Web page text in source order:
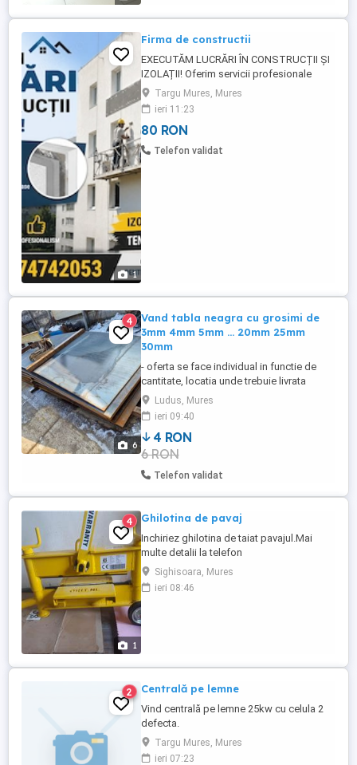
1
Firma de constructii
EXECUTĂM LUCRĂRI ÎN CONSTRUCȚII ȘI
IZOLAȚII! Oferim servicii profesionale
pentru: Construcții civile și industriale
Zidărie și tencuieli Glet, lavabil și finisaje
interioare exterioare Faianță și gresie
Izolații termice pentru blocuri și case
Aplicare tencuială decorativă Renovări
Targu Mures, Mures
ieri 11:23
80 RON
Telefon validat
6
4
Vand tabla neagra cu grosimi de
3mm 4mm 5mm ... 20mm 25mm
30mm
- oferta se face individual in functie de
cantitate, locatia unde trebuie livrata
marfa, cotatia fierului din saptamana
respectiva, etc; - tabla are diferite grosimi
de la 1 mm pana la 40 mm . Dimensiunea
este variabila in functie de grosime. -
produs nou - vindem atat persoanelor
juridice cat si fizice - ...
Ludus, Mures
ieri 09:40
4 RON
6 RON
Telefon validat
1
4 Ghilotina de pavaj
Inchiriez ghilotina de taiat pavajul.Mai
multe detalii la telefon
Sighisoara, Mures
ieri 08:46
2 Centrală pe lemne
Vind centrală pe lemne 25kw cu celula 2
defecta.
Targu Mures, Mures
ieri 07:23